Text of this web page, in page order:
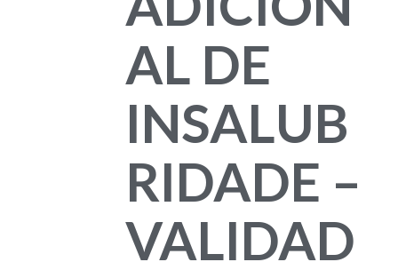
AL DE
INSALUB
RIDADE –
VALIDAD